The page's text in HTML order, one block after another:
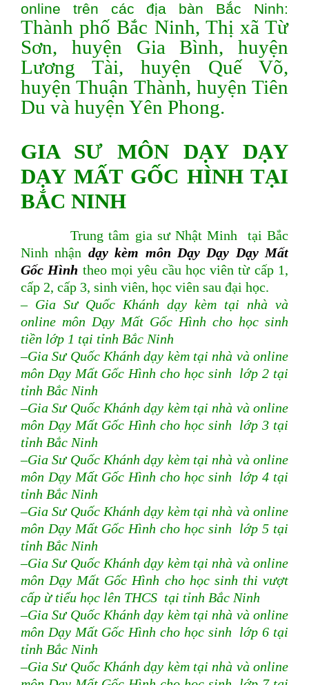
online trên các địa bàn Bắc Ninh:
Thành phố Bắc Ninh, Thị xã Từ
Sơn, huyện Gia Bình, huyện
Lương Tài, huyện Quế Võ,
huyện Thuận Thành, huyện Tiên
Du và huyện Yên Phong.
GIA SƯ MÔN DẠY DẠY
DẠY MẤT GỐC HÌNH TẠI
BẮC NINH
Trung tâm gia sư Nhật Minh tại Bắc
Ninh nhận dạy kèm môn Dạy Dạy Dạy Mất
Gốc Hình theo mọi yêu cầu học viên từ cấp 1,
cấp 2, cấp 3, sinh viên, học viên sau đại học.
– Gia Sư Quốc Khánh dạy kèm tại nhà và
online môn Dạy Mất Gốc Hình cho học sinh
tiền lớp 1 tại tỉnh Bắc Ninh
–Gia Sư Quốc Khánh dạy kèm tại nhà và online
môn Dạy Mất Gốc Hình cho học sinh lớp 2 tại
tỉnh Bắc Ninh
–Gia Sư Quốc Khánh dạy kèm tại nhà và online
môn Dạy Mất Gốc Hình cho học sinh lớp 3 tại
tỉnh Bắc Ninh
–Gia Sư Quốc Khánh dạy kèm tại nhà và online
môn Dạy Mất Gốc Hình cho học sinh lớp 4 tại
tỉnh Bắc Ninh
–Gia Sư Quốc Khánh dạy kèm tại nhà và online
môn Dạy Mất Gốc Hình cho học sinh lớp 5 tại
tỉnh Bắc Ninh
–Gia Sư Quốc Khánh dạy kèm tại nhà và online
môn Dạy Mất Gốc Hình cho học sinh thi vượt
cấp ừ tiểu học lên THCS tại tỉnh Bắc Ninh
–Gia Sư Quốc Khánh dạy kèm tại nhà và online
môn Dạy Mất Gốc Hình cho học sinh lớp 6 tại
tỉnh Bắc Ninh
–Gia Sư Quốc Khánh dạy kèm tại nhà và online